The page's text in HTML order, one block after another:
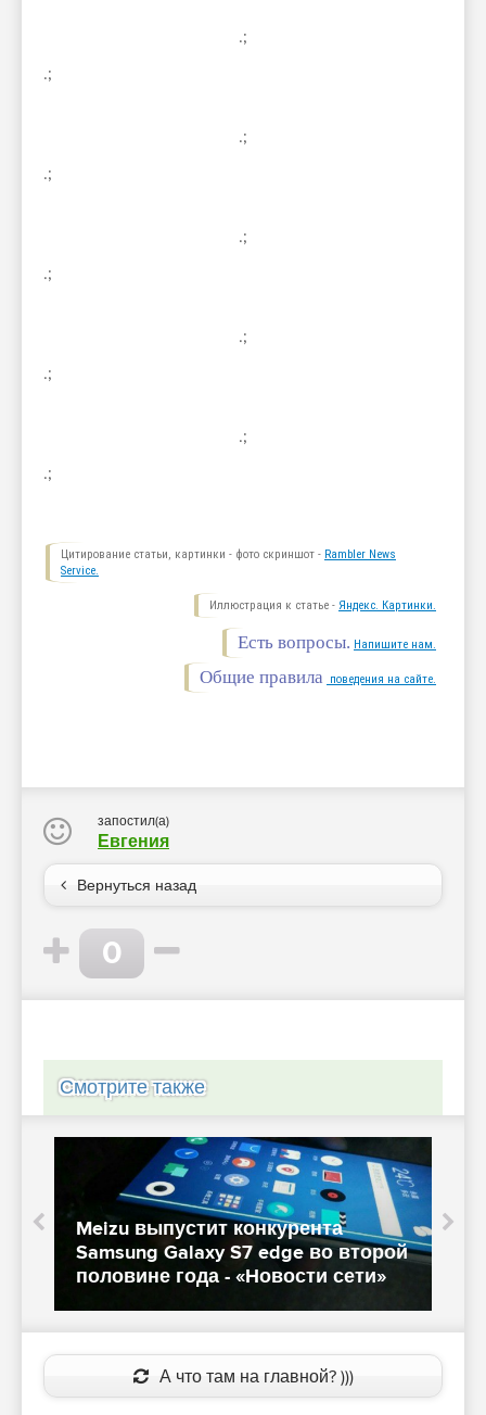
.;
.;
.;
.;
.;
.;
.;
.;
.;
.;
Цитирование статьи, картинки - фото скриншот - Rambler News
Service.
Иллюстрация к статье - Яндекс. Картинки.
Есть вопросы. Напишите нам.
Общие правила поведения на сайте.
запостил(а)
Евгения
Вернуться назад
0
Смотрите также
Meizu выпустит конкурента
Samsung Galaxy S7 edge во второй
половине года - «Новости сети»
А что там на главной? )))